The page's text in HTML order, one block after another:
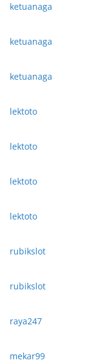
ketuanaga
ketuanaga
ketuanaga
lektoto
lektoto
lektoto
lektoto
rubikslot
rubikslot
raya247
mekar99